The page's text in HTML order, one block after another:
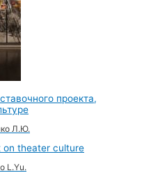
проекта,
Л.Ю.
on theater culture
L.Yu.